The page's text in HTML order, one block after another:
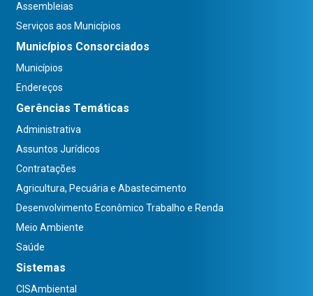
Assembleias
Serviços aos Municípios
Municípios Consorciados
Municípios
Endereços
Gerências Temáticas
Administrativa
Assuntos Jurídicos
Contratações
Agricultura, Pecuária e Abastecimento
Desenvolvimento Econômico Trabalho e Renda
Meio Ambiente
Saúde
Sistemas
CISAmbiental